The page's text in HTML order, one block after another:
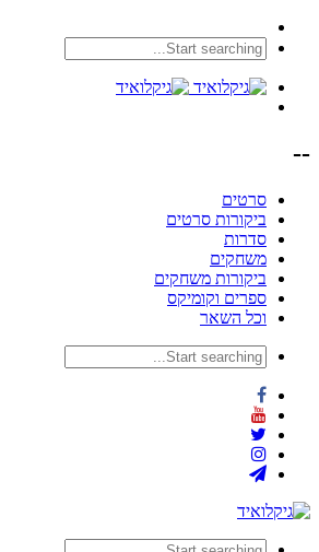
--
סרטים
ביקורות סרטים
סדרות
משחקים
ביקורות משחקים
ספרים וקומיקס
וכל השאר